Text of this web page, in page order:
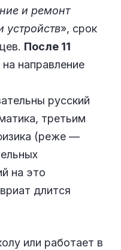
и ремонт
устройств», срок
После 11
направление
русский
третьим
(реже —
на это
длится
или работает в